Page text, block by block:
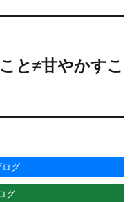
と≠甘やかすこ
グ
グ